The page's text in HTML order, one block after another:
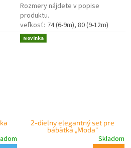
Rozmery nájdete v popise
produktu.
74 (6-9m) 80 (9-12m)
Novinka
2-dielny elegantný set pre
bábätká „Moda“
Skladom